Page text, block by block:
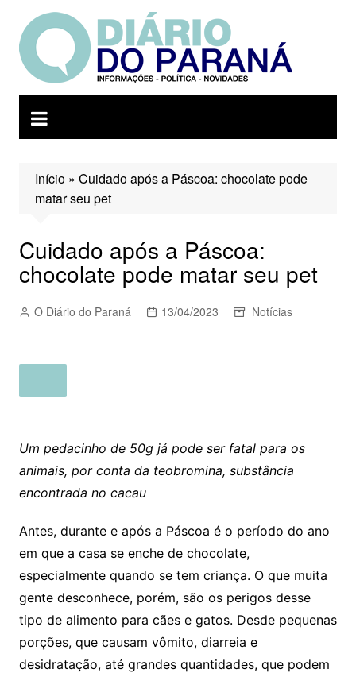
para
conteúdo
Início» Cuidado após a Páscoa: chocolate pode
matar seu pet
Cuidado após a Páscoa:
chocolate pode matar seu pet
O Diário do Paraná 13/04/2023 Notícias
Um pedacinho de 50g já pode ser fatal para os
animais, por conta da teobromina, substância
encontrada no cacau
Antes, durante e após a Páscoa é o período do ano
em que a casa se enche de chocolate,
especialmente quando se tem criança. O que muita
gente desconhece, porém, são os perigos desse
tipo de alimento para cães e gatos. Desde pequenas
porções, que causam vômito, diarreia e
desidratação, até grandes quantidades, que podem